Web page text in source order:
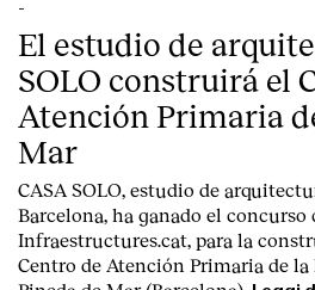
-
El estudio de
SOLO construirá el
Atención Primaria
Mar
CASA SOLO, estudio de
Barcelona, ha ganado el concurso
Infraestructures.cat, para la
Centro de Atención Primaria de